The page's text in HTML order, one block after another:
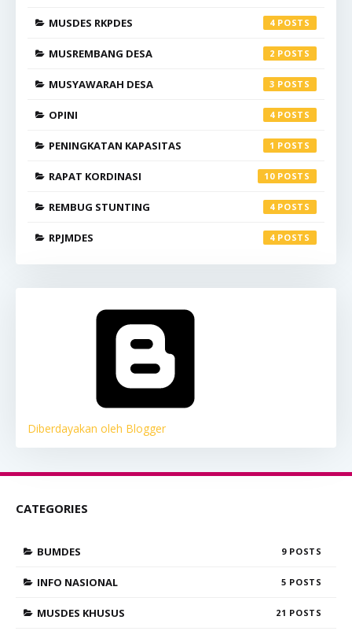
MUSDES RKPDES 4
MUSREMBANG DESA 2
MUSYAWARAH DESA 3
OPINI 4
PENINGKATAN KAPASITAS 1
RAPAT KORDINASI 10
REMBUG STUNTING 4
RPJMDES 4
Diberdayakan oleh Blogger
CATEGORIES
BUMDES 9
INFO NASIONAL 5
MUSDES KHUSUS 21